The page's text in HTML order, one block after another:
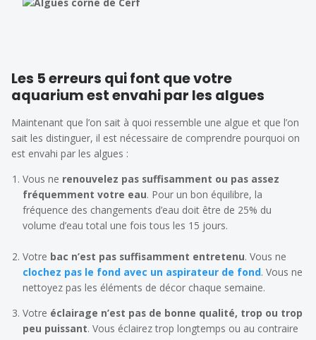
Les 5 erreurs qui font que votre
aquarium est envahi par les algues
Maintenant que l’on sait à quoi ressemble une algue et que l’on
sait les distinguer, il est nécessaire de comprendre pourquoi on
est envahi par les algues :
Vous ne renouvelez pas suffisamment ou pas assez
fréquemment votre eau. Pour un bon équilibre, la
fréquence des changements d’eau doit être de 25% du
volume d’eau total une fois tous les 15 jours.
Votre bac n’est pas suffisamment entretenu. Vous ne
clochez pas le fond avec un aspirateur de fond. Vous ne
nettoyez pas les éléments de décor chaque semaine.
Votre éclairage n’est pas de bonne qualité, trop ou trop
peu puissant. Vous éclairez trop longtemps ou au contraire